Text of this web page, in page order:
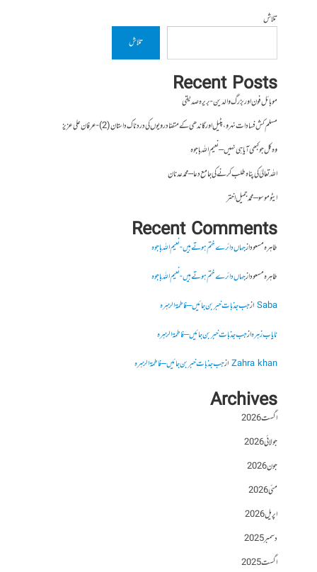
تلاش
تلاش
Recent Posts
موبائل فون اور بزرگ والدین- بریرہ صدیقی
مسلم کش فسادات نہرو، پٹیل اور گاندھی کے متضاد رویوں کی درد ناک داستان (2)- عرفان علی عزیز
وہ کل جو کبھی آیا ہی نہیں – نعیم اللہ باجوہ
اللہ تعالیٰ کی پناہ طلب کرنے کی جامع دعا – محمد عدنان
ایٹوموسو – محمد جمیل اختر
Recent Comments
طاہرہ مسعودازجہاں دائرے ختم ہوتے ہیں- نعیم اللہ باجوہ
طاہرہ مسعودازجہاں دائرے ختم ہوتے ہیں- نعیم اللہ باجوہ
Sabaازجب جذبات خبر بن جائیں – فاطمۃالزہرہ
نایاب زہرہازجب جذبات خبر بن جائیں – فاطمۃالزہرہ
Zahra khanازجب جذبات خبر بن جائیں – فاطمۃالزہرہ
Archives
اگست 2026
جولائی 2026
جون 2026
مئی 2026
اپریل 2026
دسمبر 2025
اگست 2025